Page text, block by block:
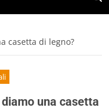
casetta di legno?
una casetta